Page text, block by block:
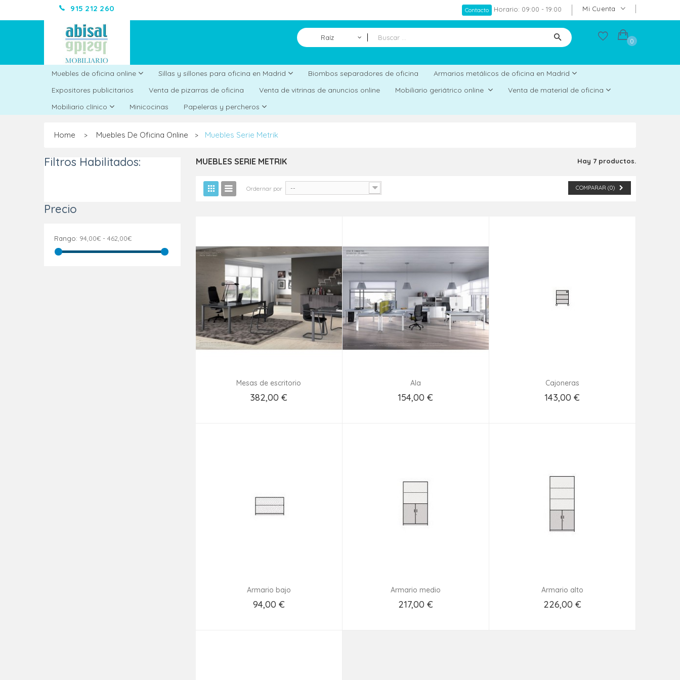
915 212 260 Mi Cuenta
Contacto Horario: 09:00 - 19:00
Raíz 0
Muebles de oficina online Sillas y sillones para oficina en Madrid Biombos separadores de oficina
Armarios metálicos de oficina en Madrid
Expositores publicitarios
Venta de pizarras de oficina Venta de vitrinas de anuncios online Mobiliario geriátrico online
Venta de material de oficina
Mobiliario clínico
Minicocinas Papeleras y percheros
Home > Muebles De Oficina Online > Muebles Serie Metrik
Filtros Habilitados:
Precio
Rango: 94,00€ - 462,00€
MUEBLES SERIE METRIK Hay 7 productos.
COMPARAR (0)
Ordernar por --
Mesas de escritorio
382,00 €
Ala
154,00 €
Cajoneras
143,00 €
Armario bajo
94,00 €
Armario medio
217,00 €
Armario alto
226,00 €